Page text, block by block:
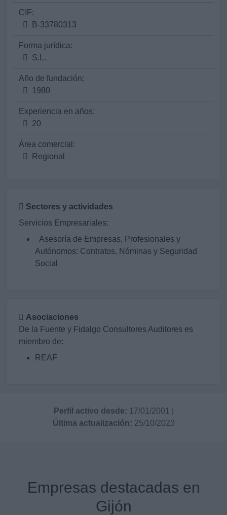
CIF:
B-33780313
Forma jurídica:
S.L.
Año de fundación:
1980
Experiencia en años:
20
Área comercial:
Regional
Sectores y actividades
Servicios Empresariales:
Asesoría de Empresas, Profesionales y
Autónomos: Contratos, Nóminas y Seguridad
Social
Asociaciones
De la Fuente y Fidalgo Consultores Auditores es
miembro de:
REAF
Perfil activo desde: 17/01/2001
Última actualización: 25/10/2023
Empresas destacadas en
Gijón